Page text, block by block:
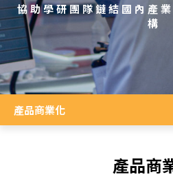
協助學研團隊鏈結國內產
構
產品商業化
產品商